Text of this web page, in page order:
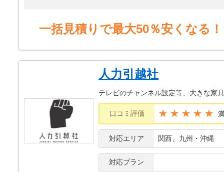
引越し業者の方をかなり引越し先に
次回引越しするときも、ぜひこちらの
一括見積りで最大50％安くなる！
人力引越社
テレビのチャンネル設定等、大きな家
口コミ評価 ★★★★★
対応エリア 関西、九州・沖縄
対応プラン